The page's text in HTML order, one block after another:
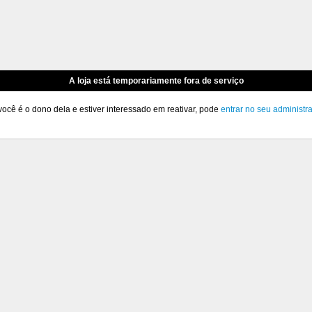
A loja está temporariamente fora de serviço
é o dono dela e estiver interessado em reativar, pode entrar no seu